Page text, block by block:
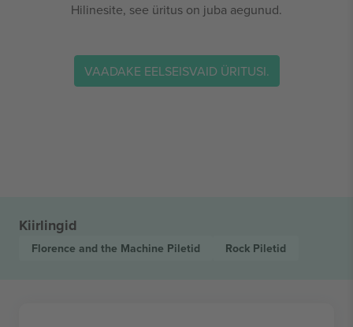
Hilinesite, see üritus on juba aegunud.
VAADAKE EELSEISVAID ÜRITUSI.
Kiirlingid
Florence and the Machine Piletid Rock Piletid